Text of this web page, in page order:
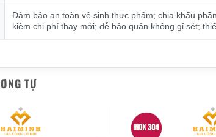
Đảm bảo an toàn vệ sinh thực phẩm; chia khẩu
kiệm chi phí thay mới; dễ bảo quản không gỉ sét;
TỰ